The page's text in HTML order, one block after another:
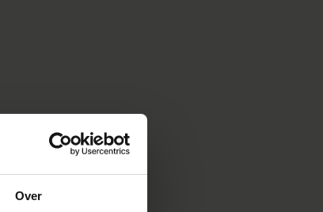
Over